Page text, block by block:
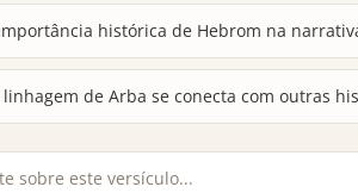
histórica de Hebrom na
linhagem de Arba se conecta com outras